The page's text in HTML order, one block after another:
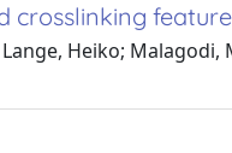
crosslinking
Heiko; Malagodi,